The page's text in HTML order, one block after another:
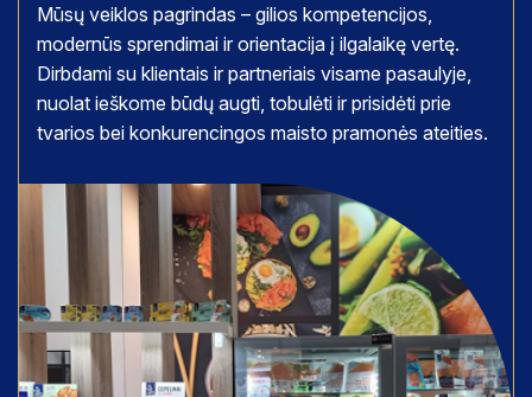
Mūsų veiklos pagrindas – gilios kompetencijos,
modernūs sprendimai ir orientacija į ilgalaikę vertę.
Dirbdami su klientais ir partneriais visame pasaulyje,
nuolat ieškome būdų augti, tobulėti ir prisidėti prie
tvarios bei konkurencingos maisto pramonės ateities.